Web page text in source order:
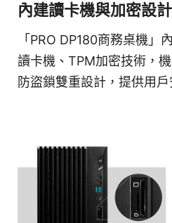
內建讀卡機與加密設計
「PRO DP180商務桌機」
讀卡機、TPM加密技術，
防盜鎖雙重設計，提供用戶